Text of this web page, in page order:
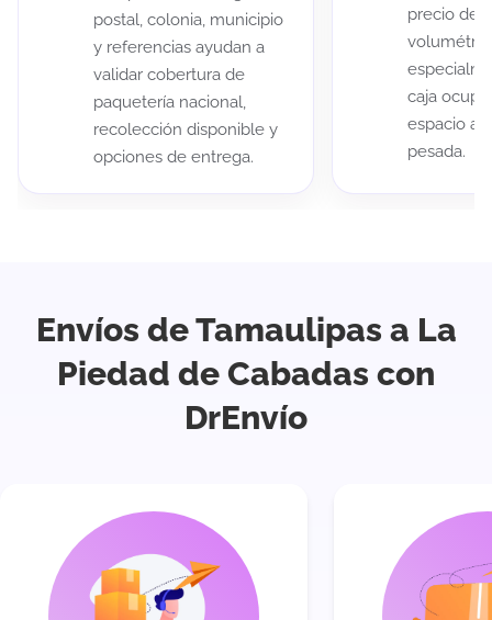
postal, colonia, municipio
y referencias ayudan a
validar cobertura de
paquetería nacional,
recolección disponible y
opciones de entrega.
precio de
caja
espacio
pesada.
Envíos de Tamaulipas a La
Piedad de Cabadas con
DrEnvío